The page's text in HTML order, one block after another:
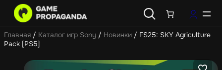
Главная / Каталог игр Sony / Новинки / FS25: SKY Agriculture
Pack [PS5]